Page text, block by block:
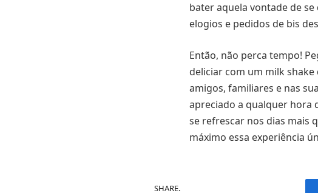
bater aquela vontade de
elogios e pedidos de bis
Então, não perca tempo!
deliciar com um milk
amigos, familiares e nas
apreciado a qualquer hora
se refrescar nos dias mais
máximo essa experiência
SHARE.